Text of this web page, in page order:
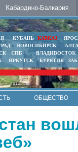
Кабардино-Балкария
КУБАНЬ КАВКАЗ
НОВОСИБИРСК
СПБ
ВЛАДИВОСТОК
ИРКУТСК БУРЯТИЯ
ОБЩЕСТВО